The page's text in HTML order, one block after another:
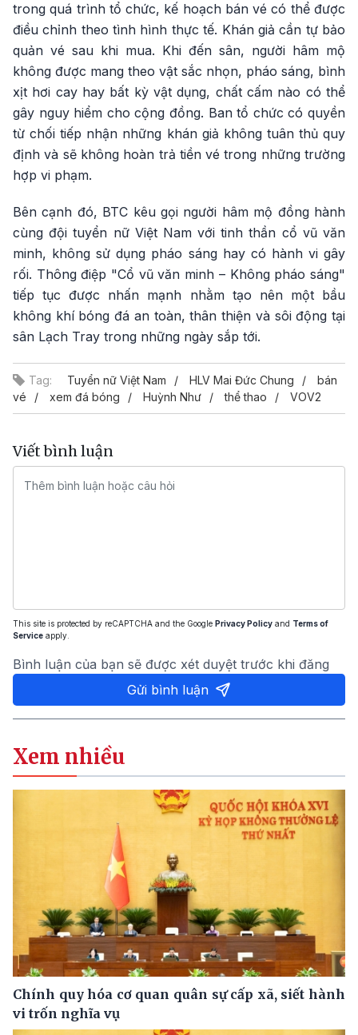
trong quá trình tổ chức, kế hoạch bán vé có thể được
điều chỉnh theo tình hình thực tế. Khán giả cần tự bảo
quản vé sau khi mua. Khi đến sân, người hâm mộ
không được mang theo vật sắc nhọn, pháo sáng, bình
xịt hơi cay hay bất kỳ vật dụng, chất cấm nào có thể
gây nguy hiểm cho cộng đồng. Ban tổ chức có quyền
từ chối tiếp nhận những khán giả không tuân thủ quy
định và sẽ không hoàn trả tiền vé trong những trường
hợp vi phạm.
Bên cạnh đó, BTC kêu gọi người hâm mộ đồng hành
cùng đội tuyển nữ Việt Nam với tinh thần cổ vũ văn
minh, không sử dụng pháo sáng hay có hành vi gây
rối. Thông điệp "Cổ vũ văn minh – Không pháo sáng"
tiếp tục được nhấn mạnh nhằm tạo nên một bầu
không khí bóng đá an toàn, thân thiện và sôi động tại
sân Lạch Tray trong những ngày sắp tới.
Tag: Tuyển nữ Việt Nam HLV Mai Đức Chung
bán
vé
xem đá bóng Huỳnh Như thể thao VOV2
Viết bình luận
This site is protected by reCAPTCHA and the Google Privacy Policy and Terms of
Service apply.
Bình luận của bạn sẽ được xét duyệt trước khi đăng
Gửi bình luận
Xem nhiều
Chính quy hóa cơ quan quân sự cấp xã, siết hành
vi trốn nghĩa vụ